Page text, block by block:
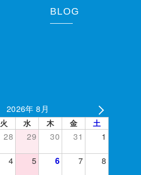
BLOG
2026年 8月
火 水 木 金 土
28 29 30 31
1
4 5 6 7
8